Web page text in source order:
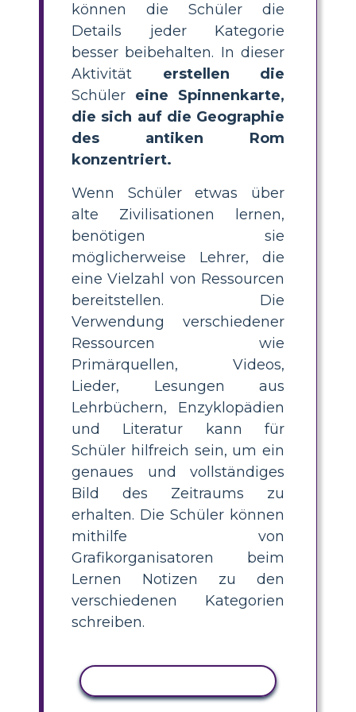
können die Schüler die
Details jeder Kategorie
besser beibehalten. In dieser
Aktivität erstellen die
Schüler eine Spinnenkarte,
die sich auf die Geographie
des antiken Rom
konzentriert.
Wenn Schüler etwas über
alte Zivilisationen lernen,
benötigen sie
möglicherweise Lehrer, die
eine Vielzahl von Ressourcen
bereitstellen. Die
Verwendung verschiedener
Ressourcen wie
Primärquellen, Videos,
Lieder, Lesungen aus
Lehrbüchern, Enzyklopädien
und Literatur kann für
Schüler hilfreich sein, um ein
genaues und vollständiges
Bild des Zeitraums zu
erhalten. Die Schüler können
mithilfe von
Grafikorganisatoren beim
Lernen Notizen zu den
verschiedenen Kategorien
schreiben.